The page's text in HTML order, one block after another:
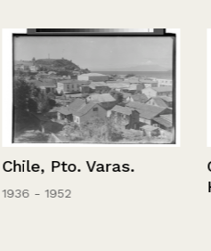
Chile, Pto. Varas.
1936 - 1952